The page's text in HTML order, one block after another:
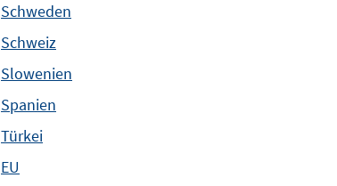
Schweden
Schweiz
Slowenien
Spanien
Türkei
EU